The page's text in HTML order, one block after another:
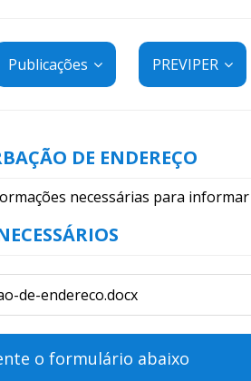
Publicações PREVIPER
DE ENDEREÇO
necessárias para
de-endereco.docx
o formulário abaixo